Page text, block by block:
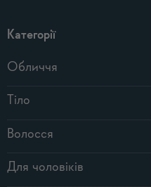
Категорії
Обличчя
Тіло
Волосся
Для чоловіків